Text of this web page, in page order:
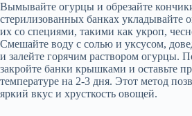
Вымывайте огурцы и обрезайте
стерилизованных банках укладывайте
их со специями, такими как укроп,
Смешайте воду с солью и уксусом,
и залейте горячим раствором огурцы.
закройте банки крышками и оставьте
температуре на 2-3 дня. Этот метод
яркий вкус и хрусткость овощей.